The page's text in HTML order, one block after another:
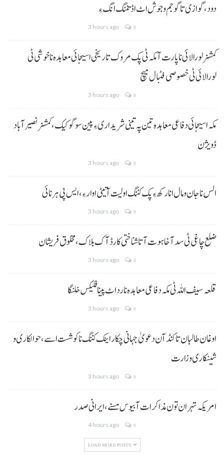
دود، گوازی تا گو جم و جوش اٹ اڈ تننگ انگ ءِ
3 hours ago 0
کمشنر لورالائی نا پارت آ مکہ ٹی پک مروک تاریخی اسیجائی معاہدہ نا خوشی ٹی
لورالائی ٹی خصوصی فٹبال میچ
3 hours ago 0
مکہ اسیجائی دفاعی معاہدہ تین پہ تینی شریداری ءِ پین سوگو کیک،کمشنر نصیرآباد
ڈویژن
3 hours ago 0
الس نا جان و مال انا رکھ ءِ پک کننگ اولیت آتیٹی اوار ءِ،ایس پی ہرنائی
3 hours ago 0
ضلع چاغی ٹی سد آ خاہوت آتا شناختی کارڈ آک بلاک، مخلوق فریشان
3 hours ago 0
قلعہ سیف اللہ ٹی مکہ دفاعی معاہدہ نا رد اٹ پینا فلیکس خلنگا
3 hours ago 0
اوغان طالبان تا کنڈ آن دعویٰ جہانی چکار اینک کننگ نا کوشست اسے،حوالکاری و
شینکاری وزارت
3 hours ago 0
امریکہ تہران تون مذاکرات آ بیوس مسنے، ایرانی صدر
4 hours ago 0
LOAD MORE POSTS